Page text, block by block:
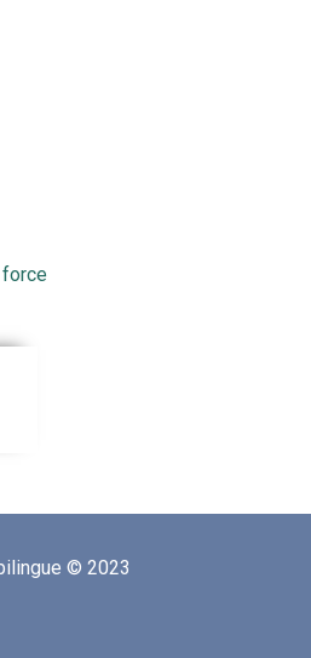
force
© 2023